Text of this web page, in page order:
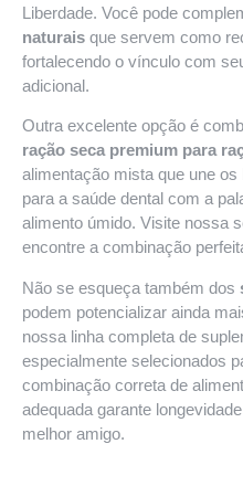
Liberdade. Você pode
naturais que servem como
fortalecendo o vínculo com
adicional.
Outra excelente opção é
ração seca premium para
alimentação mista que une
para a saúde dental com a
alimento úmido. Visite nossa
encontre a combinação
Não se esqueça também dos
podem potencializar ainda
nossa linha completa de
especialmente selecionados
combinação correta de
adequada garante
melhor amigo.